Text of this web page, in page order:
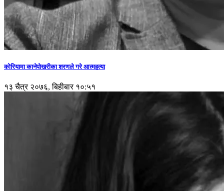
कोरियामा कानेपोखरीका शरणले गरे आत्महत्या
१३ चैत्र २०७६, बिहीबार १०:५१